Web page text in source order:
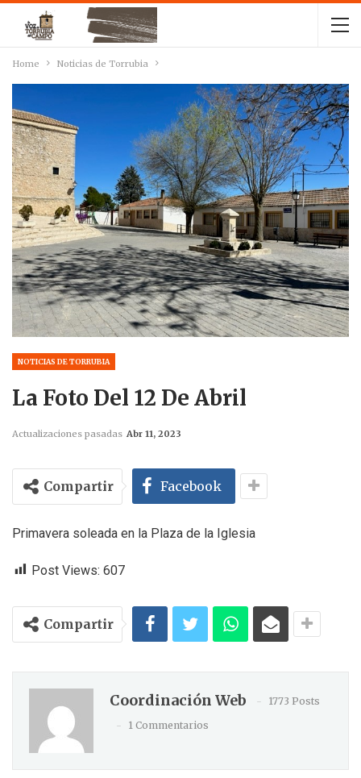
Home Noticias de Torrubia
NOTICIAS DE TORRUBIA
La Foto Del 12 De Abril
Actualizaciones pasadas Abr 11, 2023
Compartir Facebook
Primavera soleada en la Plaza de la Iglesia
Post Views: 607
Compartir
Coordinación Web
1773 Posts
1 Commentarios